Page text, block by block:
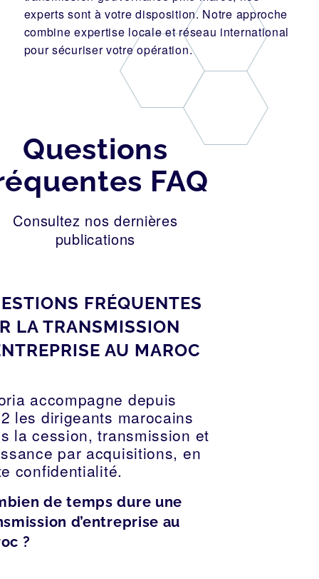
experts sont à votre disposition. Notre approche
combine expertise locale et réseau international
pour sécuriser votre opération.
Questions
FAQ
Consultez nos dernières
publications
FRÉQUENTES
LA TRANSMISSION
AU MAROC
accompagne depuis
les dirigeants marocains
la cession, transmission et
par acquisitions, en
confidentialité.
de temps dure une
d’entreprise au
?